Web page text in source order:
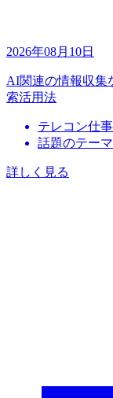
2026年08月10日
AI関連の情報収集
索活用法
テレコン仕
話題のテーマ
詳しく見る